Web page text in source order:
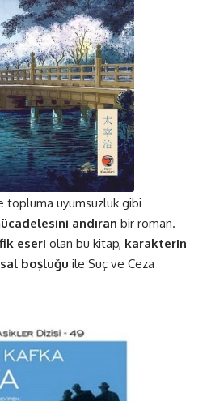
topluma uyumsuzluk gibi
andıran bir roman.
eseri olan bu kitap, karakterin
boşluğu ile Suç ve Ceza